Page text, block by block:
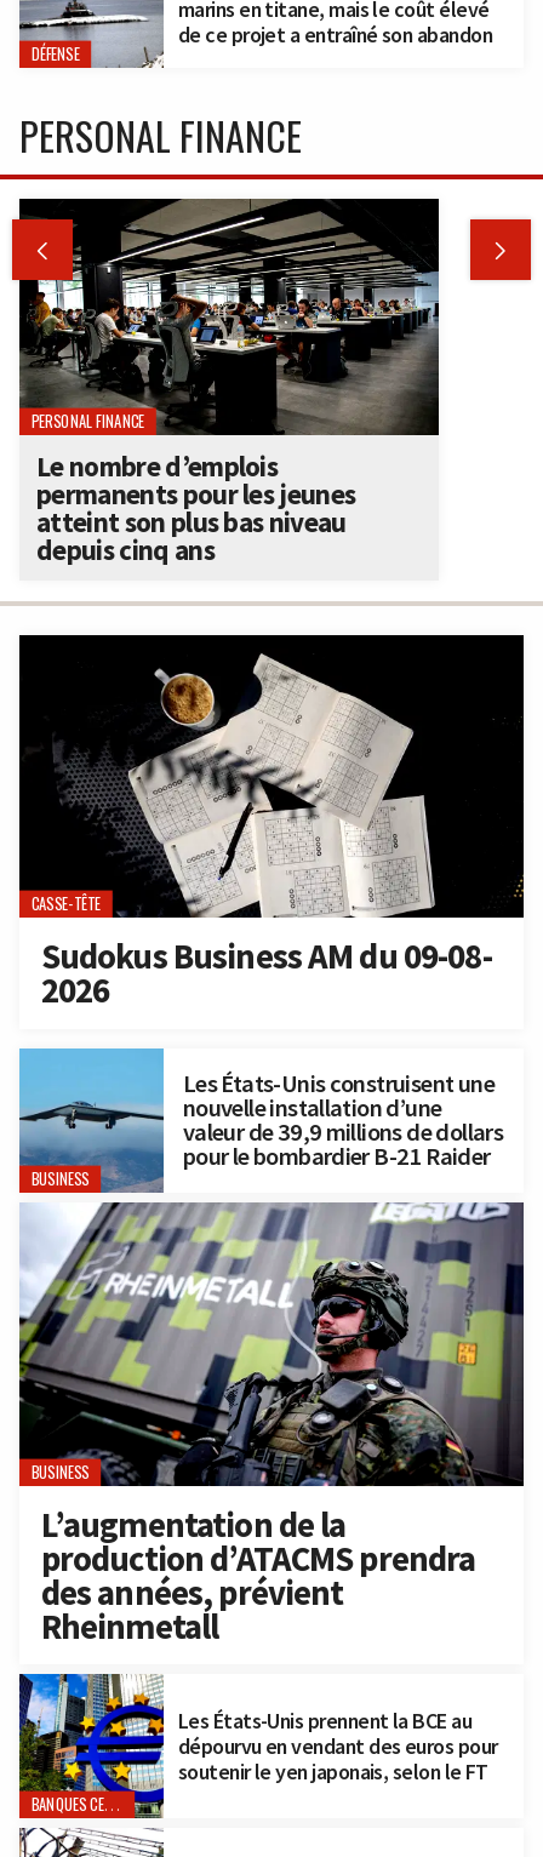
DÉFENSE
marins en titane, mais le coût élevé
de ce projet a entraîné son abandon
CASSE-TÊTE
Sudokus Business AM du 09-08-
2026
BUSINESS
Les États-Unis construisent une
nouvelle installation d’une
valeur de 39,9 millions de dollars
pour le bombardier B-21 Raider
BUSINESS
L’augmentation de la
production d’ATACMS prendra
des années, prévient
Rheinmetall
BANQUES CENTRALES
Les États-Unis prennent la BCE au
dépourvu en vendant des euros pour
soutenir le yen japonais, selon le FT
PERSONAL FINANCE
 
PERSONAL FINANCE
Le nombre d’emplois
permanents pour les jeunes
atteint son plus bas niveau
depuis cinq ans